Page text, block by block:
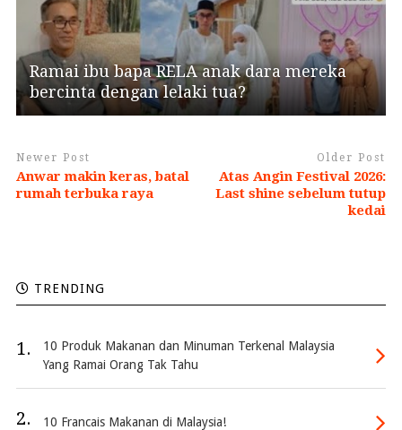
Ramai ibu bapa RELA anak dara mereka
bercinta dengan lelaki tua?
Newer Post
Anwar makin keras, batal
rumah terbuka raya
Older Post
Atas Angin Festival 2026:
Last shine sebelum tutup
kedai
TRENDING
1.
10 Produk Makanan dan Minuman Terkenal Malaysia
Yang Ramai Orang Tak Tahu
2. 10 Francais Makanan di Malaysia!